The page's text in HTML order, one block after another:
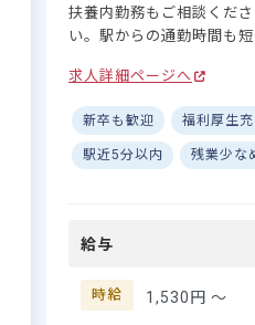
＜バス＞
JR青梅線「福生」
田橋経由の各線）乗車
歩10分
※車・バイク・自転
す。
扶養内勤務もご相談くださ
い。駅からの通勤時間も
や様々な用事を済ませられ
など、ゆとりを持った通
できる環境です。きらきら
育園では、アットホームな
で、ご都合に合わせた働き
には特別賞与があるなど、
りがいを持って働けます。
求人詳細ページへ
新卒も歓迎 福利厚生
駅近5分以内 残業少な
給与
時給 1,530円 〜